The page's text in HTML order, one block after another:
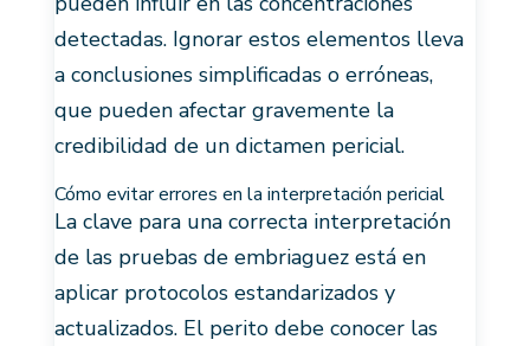
detectadas. Ignorar estos elementos lleva
a conclusiones simplificadas o erróneas,
que pueden afectar gravemente la
credibilidad de un dictamen pericial.
Cómo evitar errores en la interpretación pericial
La clave para una correcta interpretación
de las pruebas de embriaguez está en
aplicar protocolos estandarizados y
actualizados. El perito debe conocer las